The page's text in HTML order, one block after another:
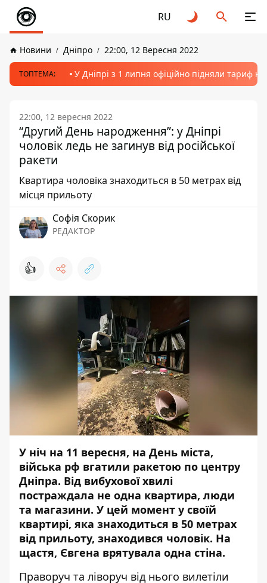
RU
Новини Дніпро 22:00, 12 Вересня 2022
ТОПТЕМА: У Дніпрі з 1 липня офіційно підняли тариф
22:00, 12 вересня 2022
“Другий День народження”: у Дніпрі
чоловік ледь не загинув від російської
ракети
Квартира чоловіка знаходиться в 50 метрах від
місця прильоту
Софія Скорик
РЕДАКТОР
👍
У ніч на 11 вересня, на День міста,
війська рф вгатили ракетою по центру
Дніпра. Від вибуховоїхвилі
постраждала не одна квартира, люди
та магазини. У цей момент у своїй
квартирі, яка знаходиться в 50 метрах
від прильоту, знаходився чоловік. На
щастя, Євгена врятувала одна стіна.
Праворуч та ліворуч від нього вилетіли